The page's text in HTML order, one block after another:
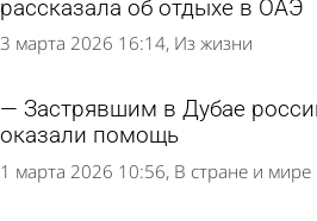
рассказала об отдыхе в ОАЭ
3 марта 2026 16:14 Из жизни
Застрявшим в Дубае
оказали помощь
1 марта 2026 10:56 В стране и мире